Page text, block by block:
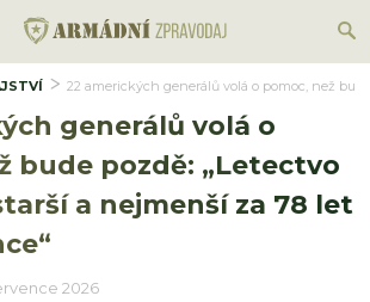
22 amerických generálů volá o pomoc, než
generálů volá o
bude pozdě: „Letectvo
a nejmenší za 78 let
2026